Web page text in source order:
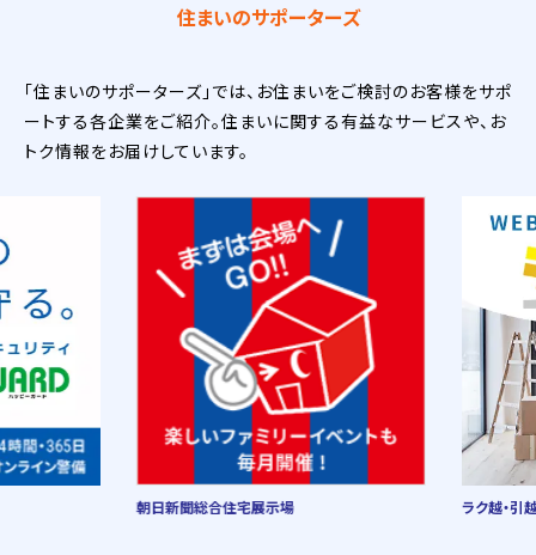
住まいのサポーターズ
「住まいのサポーターズ」では、お住まいをご検討のお客様をサポ
ートする各企業をご紹介。住まいに関する有益なサービスや、お
トク情報をお届けしています。
朝日新聞総合住宅展示場 ラク越・引越